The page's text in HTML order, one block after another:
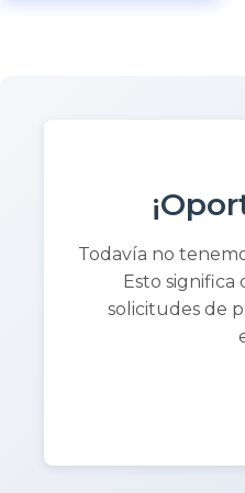
Todavía no
Esto significa
solicitudes de